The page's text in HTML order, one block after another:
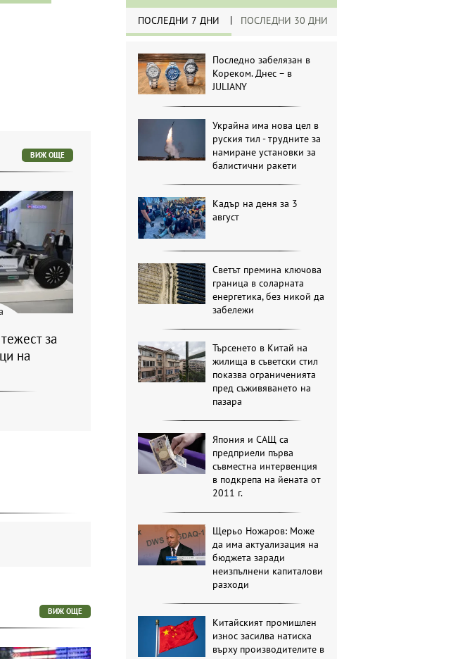
ПОСЛЕДНИ 7 ДНИ ПОСЛЕДНИ 30 ДНИ
Последно забелязан в
Кореком. Днес – в
JULIANY
Украйна има нова цел в
руския тил - трудните за
намиране установки за
балистични ракети
Кадър на деня за 3
август
Светът премина ключова
граница в соларната
енергетика, без никой да
забележи
Търсенето в Китай на
жилища в съветски стил
показва ограниченията
пред съживяването на
пазара
Япония и САЩ са
предприели първа
съвместна интервенция
в подкрепа на йената от
2011 г.
Щерьо Ножаров: Може
да има актуализация на
бюджета заради
неизпълнени капиталови
разходи
Китайският промишлен
износ засилва натиска
върху производителите в
ВИЖ ОЩЕ
за
на
ВИЖ ОЩЕ